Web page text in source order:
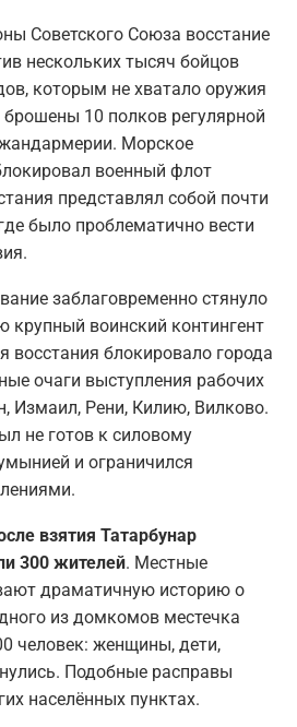
Советского Союза восстание
нескольких тысяч бойцов
которым не хватало оружия
10 полков регулярной
Морское
военный флот
представлял собой почти
было проблематично вести
заблаговременно стянуло
воинский контингент
восстания блокировало города
очаги выступления рабочих
Измаил, Рени, Килию, Вилково.
не готов к силовому
и ограничился
взятия Татарбунар
300 жителей. Местные
драматичную историю о
из домкомов местечка
человек: женщины, дети,
Подобные расправы
населённых пунктах.